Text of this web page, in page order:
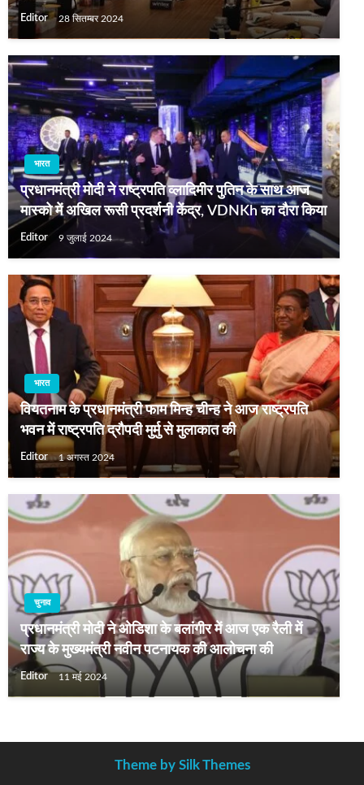
Editor 28 सितम्बर 2024
भारत
प्रधानमंत्री मोदी ने राष्ट्रपति व्लादिमीर पुतिन के साथ आज
मास्को में अखिल रूसी प्रदर्शनी केंद्र, VDNKh का दौरा किया
Editor 9 जुलाई 2024
भारत
वियतनाम के प्रधानमंत्री फाम मिन्ह चीन्ह ने आज राष्ट्रपति
भवन में राष्ट्रपति द्रौपदी मुर्मु से मुलाकात की
Editor 1 अगस्त 2024
चुनाव
प्रधानमंत्री मोदी ने ओडिशा के बलांगीर में आज एक रैली में
राज्‍य के मुख्यमंत्री नवीन पटनायक की आलोचना की
Editor 11 मई 2024
Theme by Silk Themes